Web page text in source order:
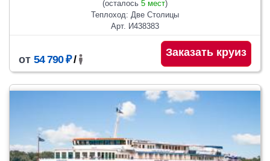
(осталось 5 мест)
Теплоход: Две Столицы
Арт. И438383
от 54 790 ₽/
Заказать круиз